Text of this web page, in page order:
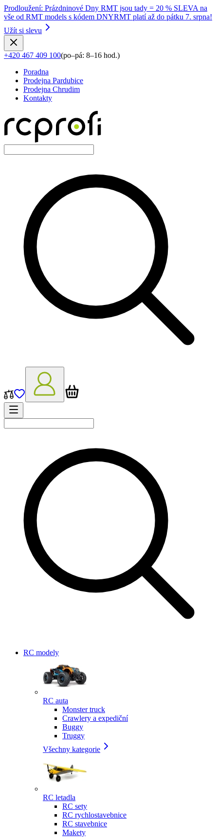
Prodloužení: Prázdninové Dny RMT jsou tady = 20 % SLEVA na
vše od RMT models s kódem DNYRMT platí až do pátku 7. srpna!
Užít si slevu
+420 467 409 100(po–pá: 8–16 hod.)
Poradna
Prodejna Pardubice
Prodejna Chrudim
Kontakty
RC modely
RC auta
Monster truck
Crawlery a expediční
Buggy
Truggy
Všechny kategorie
RC letadla
RC sety
RC rychlostavebnice
RC stavebnice
Makety